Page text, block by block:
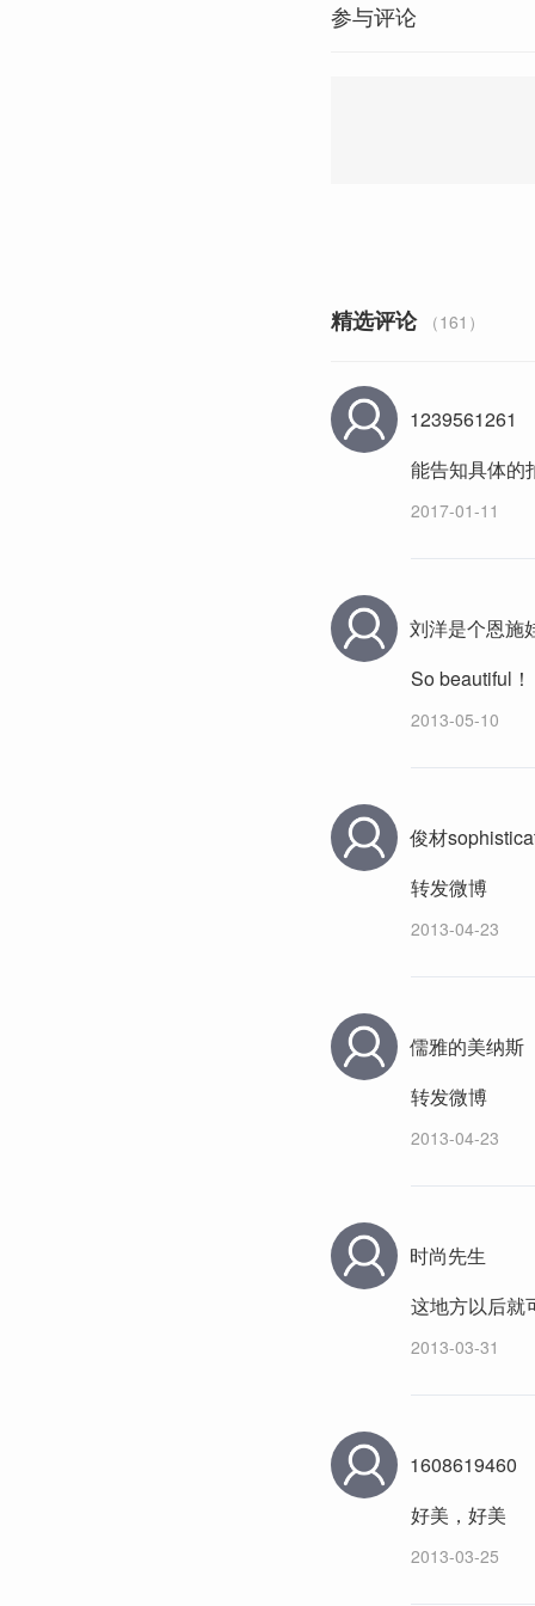
参与评论
精选评论 （161）
1239561261
能告知具体的
2017-01-11
刘洋是个恩施
So beautiful！
2013-05-10
俊材
转发微博
2013-04-23
儒雅的美纳斯
转发微博
2013-04-23
时尚先生
这地方以后就
2013-03-31
1608619460
好美，好美
2013-03-25